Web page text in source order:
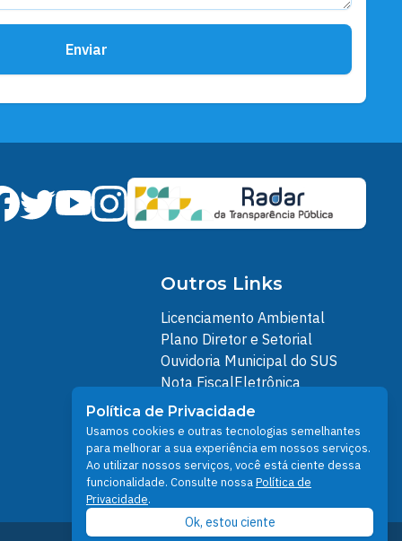
Enviar
Outros Links
Licenciamento Ambiental
Plano Diretor e Setorial
Ouvidoria Municipal do SUS
Nota FiscalEletrônica
IPTU
Junta Militar
Santarém Conectada
Política de Privacidade
People illustrations by Storyset
Política de Privacidade
Usamos cookies e outras tecnologias semelhantes
para melhorar a sua experiência em nossos serviços.
Ao utilizar nossos serviços, você está ciente dessa
funcionalidade. Consulte nossaPolítica de
Privacidade.
Ok, estou ciente